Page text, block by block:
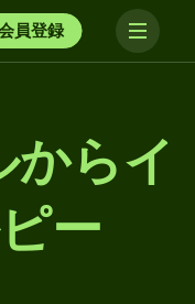
員登録
からイ
ー